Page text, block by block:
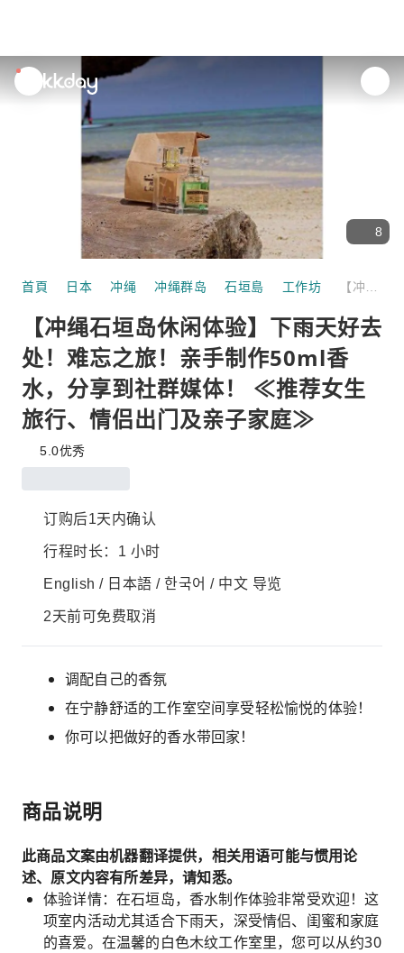
unread
notifications
8
首頁 日本 冲绳 冲绳群岛 石垣島 工作坊
【冲绳石垣岛休闲体验】下雨天好去
处！难忘之旅！亲手制作50ml香
水，分享到社群媒体！ ≪推荐女生
旅行、情侣出门及亲子家庭≫
5.0优秀
订购后1天内确认
行程时长：1 小时
English / 日本語 / 한국어 / 中文 导览
2天前可免费取消
调配自己的香氛
在宁静舒适的工作室空间享受轻松愉悦的体验！
你可以把做好的香水带回家！
商品说明
此商品文案由机器翻译提供，相关用语可能与惯用论
述、原文内容有所差异，请知悉。
体验详情：在石垣岛，香水制作体验非常受欢迎！这
项室内活动尤其适合下雨天，深受情侣、闺蜜和家庭
的喜爱。在温馨的白色木纹工作室里，您可以从约30